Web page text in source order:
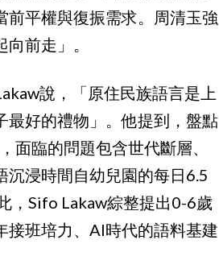
前平權與復振需求。周清玉強
前走」。
說，「原住民族語言是上
最好的禮物」。他提到，盤點
面臨的問題包含世代斷層、
浸時間自幼兒園的每日6.5
，Sifo Lakaw綜整提出0-6歲
接班培力、AI時代的語料基建